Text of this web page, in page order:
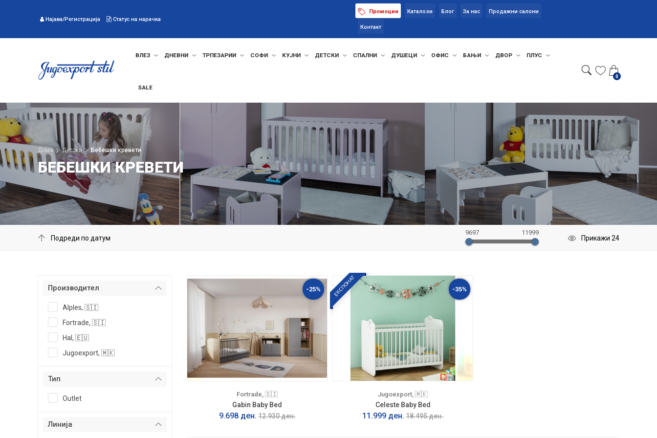
Најава/Регистрација Статус на нарачка
Промоции Каталози Блог За нас Продажни салони
Контакт
ВЛЕЗ ДНЕВНИ ТРПЕЗАРИИ СОФИ КУЈНИ ДЕТСКИ СПАЛНИ ДУШЕЦИ ОФИС БАЊИ ДВОР ПЛУС
SALE
0
Дома Детски Бебешки кревети
БЕБЕШКИ КРЕВЕТИ
9697 11999
Производител
Alples, 🇸🇮
Fortrade, 🇸🇮
Hal, 🇪🇺
Jugoexport, 🇲🇰
Тип
Outlet
Линија
-25%
Fortrade, 🇸🇮
Gabin Baby Bed
9.698 ден. 12.930 ден.
ЕКСПОНАТ -35%
Jugoexport, 🇲🇰
Celeste Baby Bed
11.999 ден. 18.495 ден.